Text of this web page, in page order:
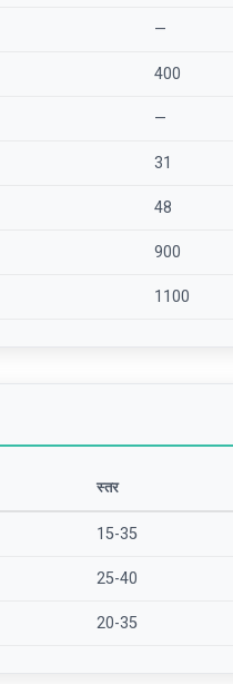
—
400
—
31
48
900
1100
स्तर
15-35
25-40
20-35